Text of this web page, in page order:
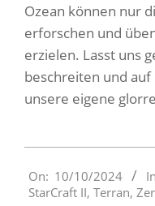
Ozean können nur
erforschen und
erzielen. Lasst uns
beschreiten und
unsere eigene
10-
10
On: 10/10/2024
StarCraft II, Terran,